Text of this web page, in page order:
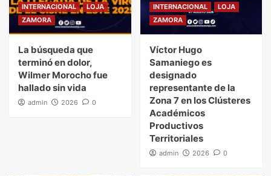
INTERNACIONAL
LOJA
ZAMORA
La búsqueda que
terminó en dolor,
Wilmer Morocho fue
hallado sin vida
admin 2026 0
INTERNACIONAL
LOJA
ZAMORA
Víctor Hugo
Samaniego es
designado
representante de la
Zona 7 en los Clústeres
Académicos
Productivos
Territoriales
admin 2026 0